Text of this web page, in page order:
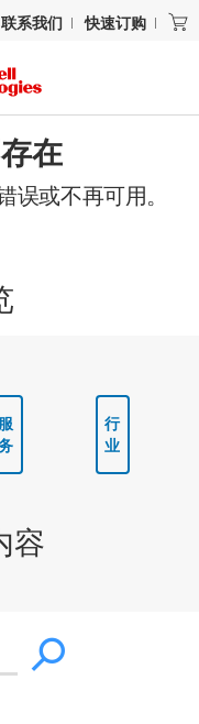
联系我们 快速订购
在
误或不再可用。
服
行
业
容